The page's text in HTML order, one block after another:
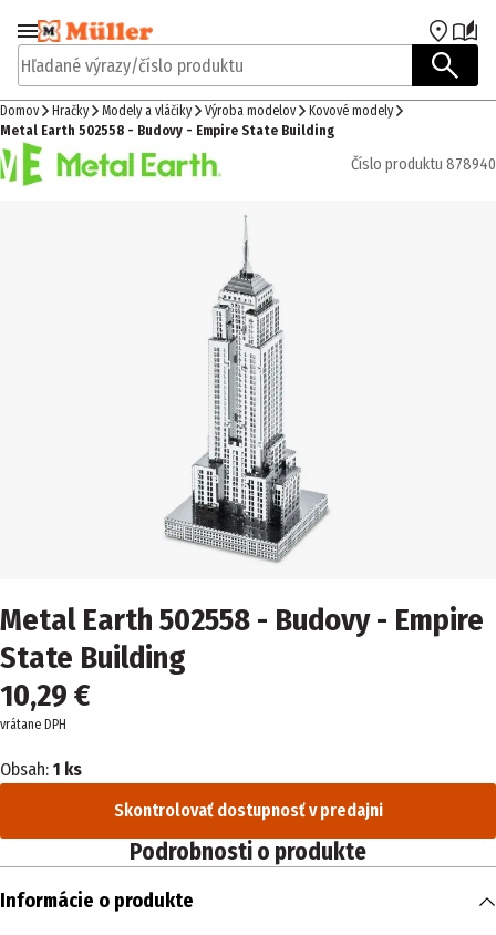
Prejsť na navigáciu
Prejsť na hlavný obsah
Hľadané výrazy/číslo produktu
Domov Hračky Modely a vláčiky Výroba modelov
Kovové modely
Metal Earth 502558 - Budovy - Empire State Building
Číslo produktu 878940
Metal Earth 502558 - Budovy - Empire
State Building
10,29 €
vrátane DPH
Obsah: 1 ks
Skontrolovať dostupnosť v predajni
Podrobnosti o produkte
Informácie o produkte